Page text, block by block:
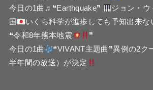
今日の1曲♬❝Earthquake❞
ジョン・ウ
国
いくら科学が進歩しても予知出来な
❝令和8年熊本地震
❞
今日の1曲
❝VIVANT主題曲❞異例の2ク
半年間の放送）が決定